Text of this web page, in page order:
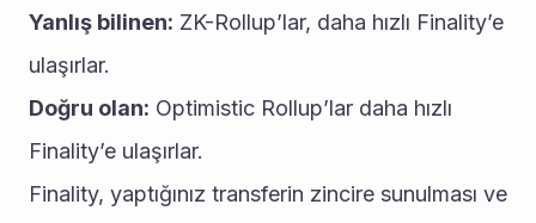
Yanlış bilinen: ZK-Rollup’lar, daha hızlı Finality’e
ulaşırlar.
Doğru olan: Optimistic Rollup’lar daha hızlı
Finality’e ulaşırlar.
Finality, yaptığınız transferin zincire sunulması ve